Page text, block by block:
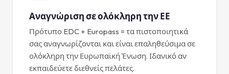
Αναγνώριση σε ολόκληρη την ΕΕ
Πρότυπο EDC + Europass = τα πιστοποιητικά
σας αναγνωρίζονται και είναι επαληθεύσιμα σε
ολόκληρη την Ευρωπαϊκή Ένωση. Ιδανικό αν
εκπαιδεύετε διεθνείς πελάτες.